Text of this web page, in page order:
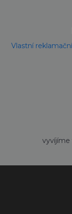
Vlastní
vyvíjíme